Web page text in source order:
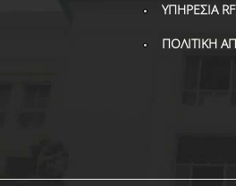
ΥΠΗΡΕΣΙΑ
ΠΟΛΙΤΙΚΗ